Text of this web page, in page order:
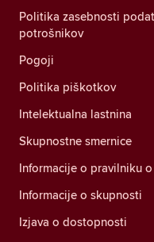
Politika zasebnosti
potrošnikov
Pogoji
Politika piškotkov
Intelektualna lastnina
Skupnostne smernice
Informacije o pravilniku
Informacije o skupnosti
Izjava o dostopnosti